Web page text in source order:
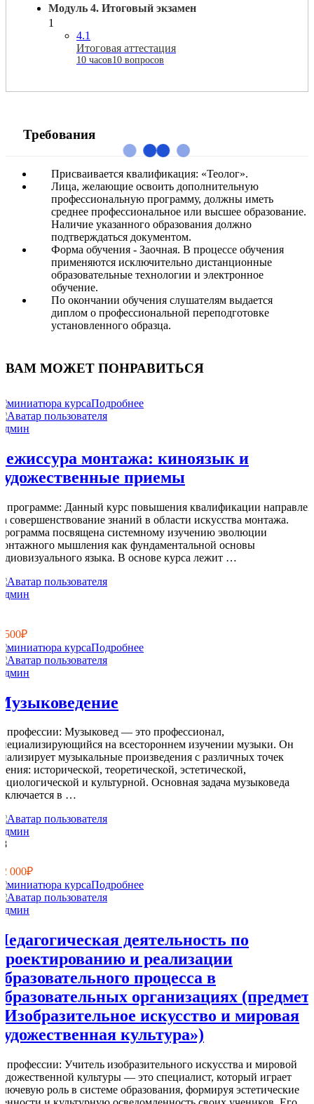
Модуль 4. Итоговый экзамен
1
4.1
Итоговая аттестация
10 часов10 вопросов
Требования
Присваивается квалификация: «Теолог».
Лица, желающие освоить дополнительную
профессиональную программу, должны иметь
среднее профессиональное или высшее образование.
Наличие указанного образования должно
подтверждаться документом.
Форма обучения - Заочная. В процессе обучения
применяются исключительно дистанционные
образовательные технологии и электронное
обучение.
По окончании обучения слушателям выдается
диплом о профессиональной переподготовке
установленного образца.
ВАМ МОЖЕТ ПОНРАВИТЬСЯ
Подробнее
монтажа: киноязык и
приемы
программе: Данный курс повышения квалификации направлен
совершенствование знаний в области искусства монтажа.
посвящена системному изучению эволюции
мышления как фундаментальной основы
языка. В основе курса лежит …
500₽
Подробнее
профессии: Музыковед — это профессионал,
на всестороннем изучении музыки. Он
музыкальные произведения с различных точек
исторической, теоретической, эстетической,
и культурной. Основная задача музыковеда
в …
000₽
Подробнее
деятельность по
и реализации
процесса в
организациях (предмет
искусство и мировая
культура»)
профессии: Учитель изобразительного искусства и мировой
культуры — это специалист, который играет
роль в системе образования, формируя эстетические